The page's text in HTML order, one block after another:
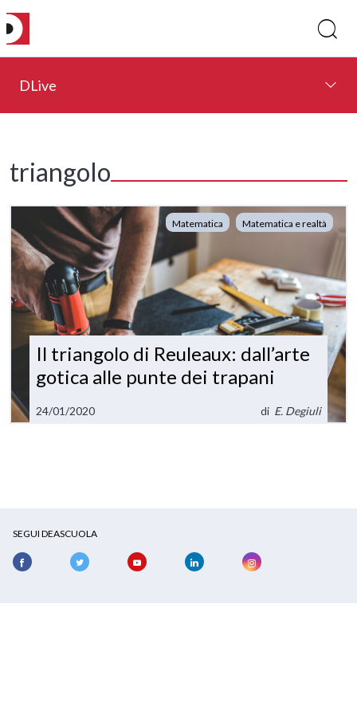
DLive
triangolo
Matematica Matematica e realtà
Il triangolo di Reuleaux: dall’arte
gotica alle punte dei trapani
24/01/2020 di E. Degiuli
SEGUI DEASCUOLA